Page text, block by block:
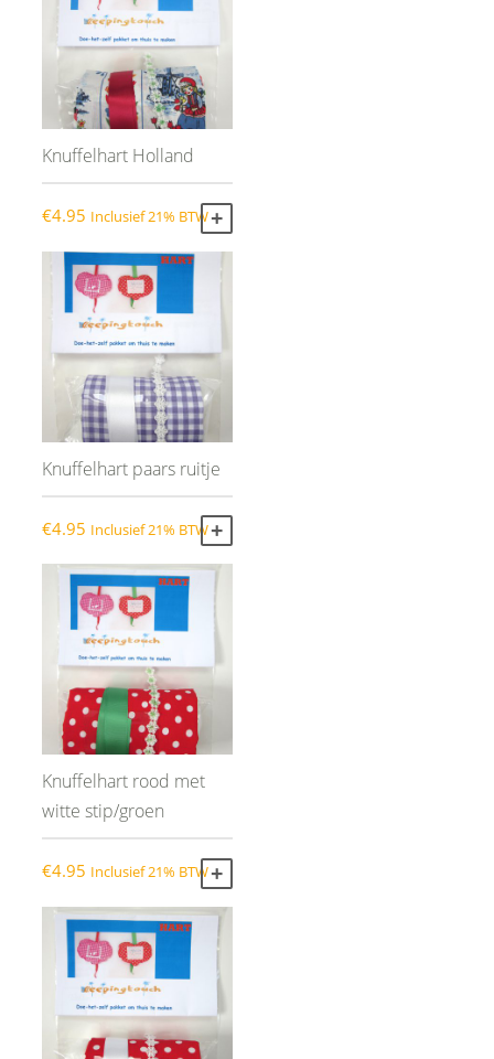
Knuffelhart Holland
€4.95 Inclusief 21% BTW
Knuffelhart paars ruitje
€4.95 Inclusief 21% BTW
Knuffelhart rood met
witte stip/groen
€4.95 Inclusief 21% BTW